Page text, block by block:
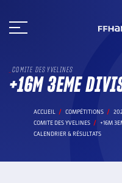
au
COMITE DES YVELINES
+16M 3EME
ACCUEIL COMPÉTITIONS
COMITE DES YVELINES
+16M
CALENDRIER & RÉSULTATS